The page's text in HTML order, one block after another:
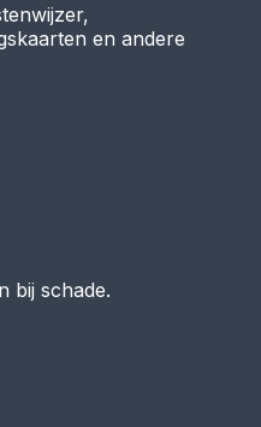
en andere
bij schade.